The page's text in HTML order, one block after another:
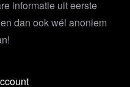
informatie uit eerste
dan ook wél anoniem